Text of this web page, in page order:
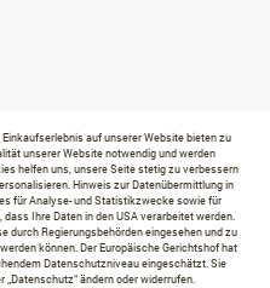
auf unserer Website bieten zu
unserer Website notwendig und werden
helfen uns, unsere Seite stetig zu verbessern
Hinweis zur Datenübermittlung in
für Analyse- und Statistikzwecke sowie für
Ihre Daten in den USA verarbeitet werden.
durch Regierungsbehörden eingesehen und zu
können. Der Europäische Gerichtshof hat
Datenschutzniveau eingeschätzt. Sie
ändern oder widerrufen.